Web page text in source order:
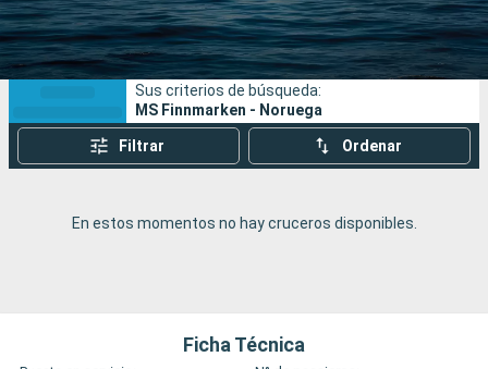
Fecha de salida
Puertos Compañías
Buscar
Sus criterios de búsqueda:
MS Finnmarken - Noruega
Filtrar Ordenar
En estos momentos no hay cruceros disponibles.
Ficha Técnica